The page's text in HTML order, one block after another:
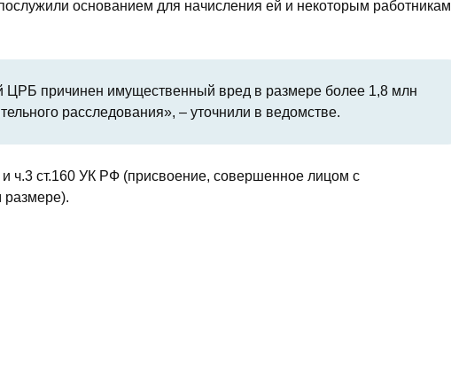
основанием для начисления ей и некоторым работникам
ЦРБ причинен имущественный вред в размере более 1,8 млн
расследования», – уточнили в ведомстве.
ч.3 ст.160 УК РФ (присвоение, совершенное лицом с
размере).